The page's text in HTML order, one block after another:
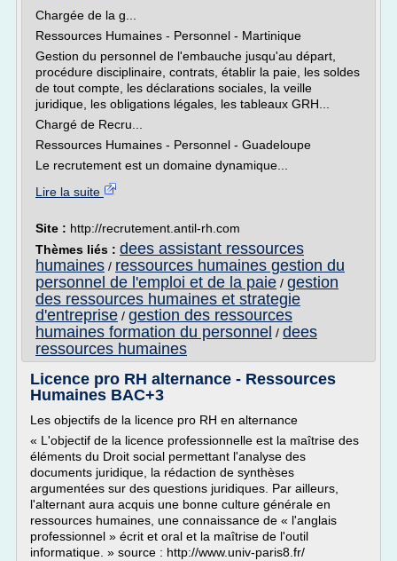
Chargée de la g...
Ressources Humaines - Personnel - Martinique
Gestion du personnel de l'embauche jusqu'au départ,
procédure disciplinaire, contrats, établir la paie, les soldes
de tout compte, les déclarations sociales, la veille
juridique, les obligations légales, les tableaux GRH...
Chargé de Recru...
Ressources Humaines - Personnel - Guadeloupe
Le recrutement est un domaine dynamique...
Lire la suite
Site : http://recrutement.antil-rh.com
Thèmes liés : dees assistant ressources
humaines / ressources humaines gestion du
personnel de l'emploi et de la paie / gestion
des ressources humaines et strategie
d'entreprise / gestion des ressources
humaines formation du personnel / dees
ressources humaines
Licence pro RH alternance - Ressources
Humaines BAC+3
Les objectifs de la licence pro RH en alternance
« L'objectif de la licence professionnelle est la maîtrise des
éléments du Droit social permettant l'analyse des
documents juridique, la rédaction de synthèses
argumentées sur des questions juridiques. Par ailleurs,
l'alternant aura acquis une bonne culture générale en
ressources humaines, une connaissance de « l'anglais
professionnel » écrit et oral et la maîtrise de l'outil
informatique. » source : http://www.univ-paris8.fr/